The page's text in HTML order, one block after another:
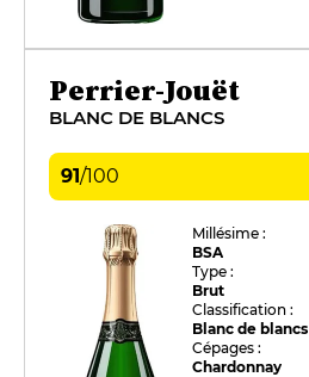
Perrier-Jouët
BLANC DE BLANCS
91/100
Millésime :
BSA
Type :
Brut
Classification :
Blanc de blancs
Cépages :
Chardonnay